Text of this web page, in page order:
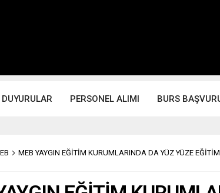
DUYURULAR PERSONEL ALIMI BURS
MEB YAYGIN EĞİTİM KURUMLARINDA DA YÜZ YÜZE